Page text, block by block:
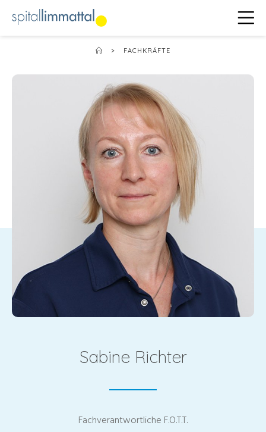
> FACHKRÄFTE
Sabine Richter
Fachverantwortliche F.O.T.T.